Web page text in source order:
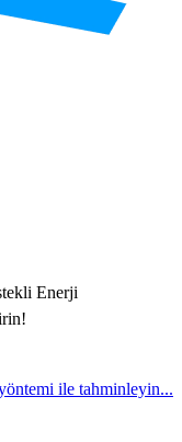
Enerji
ile tahminleyin...